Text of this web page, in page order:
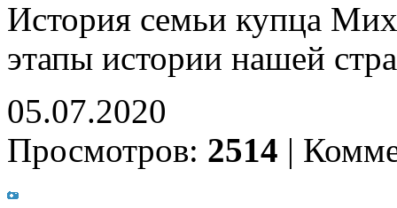
История семьи купца
этапы истории нашей
05.07.2020
Просмотров: 2514 |